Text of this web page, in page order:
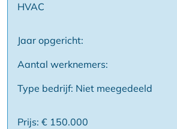
HVAC
Jaar opgericht:
Aantal werknemers:
Type bedrijf: Niet meegedeeld
Prijs: € 150.000